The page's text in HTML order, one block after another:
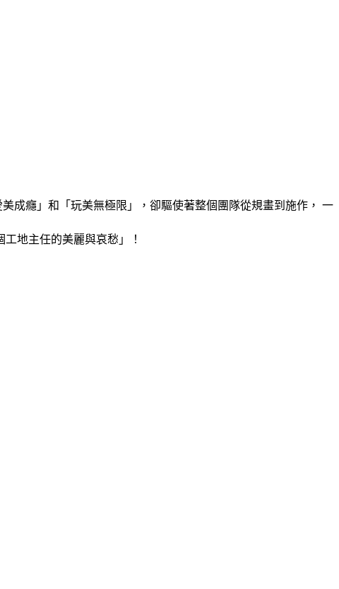
成癮」和「玩美無極限」，卻驅使著整個團隊從規畫到施作， 一
地主任的美麗與哀愁」！